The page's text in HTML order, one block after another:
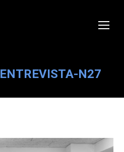
ENTREVISTA-N27